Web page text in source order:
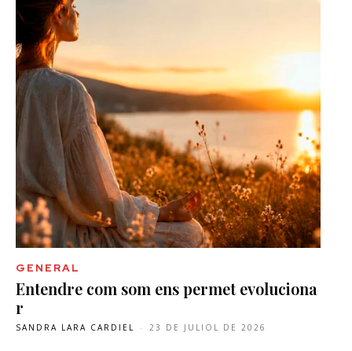
GENERAL
Entendre com som ens permet evoluciona
r
SANDRA LARA CARDIEL - 23 DE JULIOL DE 2026